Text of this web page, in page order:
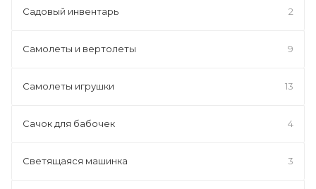
Садовый инвентарь 2
Самолеты и вертолеты 9
Самолеты игрушки 13
Сачок для бабочек 4
Светящаяся машинка 3